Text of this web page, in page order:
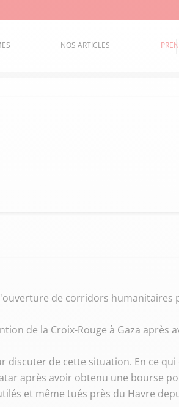
NOS ARTICLES
de corridors
de la Croix-Rouge à Gaza après
de cette situation. En ce
après avoir obtenu une bourse
et même tués près du Havre